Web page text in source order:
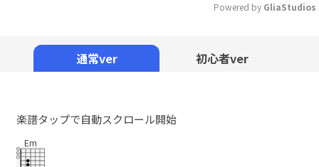
Powered by GliaStudios
通常ver 初心者ver
楽譜タップで自動スクロール開始
Em